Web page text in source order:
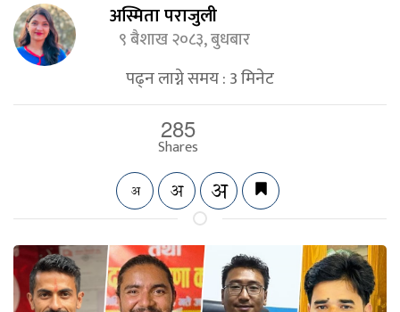
अस्मिता पराजुली
९ बैशाख २०८३, बुधबार
पढ्न लाग्ने समय :3मिनेट
285
Shares